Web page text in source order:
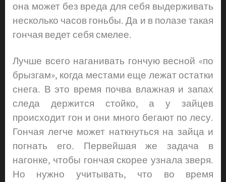
она может без вреда для себя выдерживать
несколько часов гоньбы. Да и в полазе такая
гончая ведет себя смелее.
Лучше всего наганивать гончую весной «по
брызгам», когда местами еще лежат остатки
снега. В это время почва влажная и запах
следа держится стойко, а у зайцев
происходит гон и они много бегают по лесу.
Гончая легче может наткнуться на зайца и
погнать его. Первейшая же задача в
нагонке, чтобы гончая скорее узнала зверя.
Но нужно учитывать, что во время